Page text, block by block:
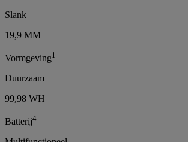
Slank
19,9 MM
Vormgeving1
Duurzaam
99,98 WH
Batterij4